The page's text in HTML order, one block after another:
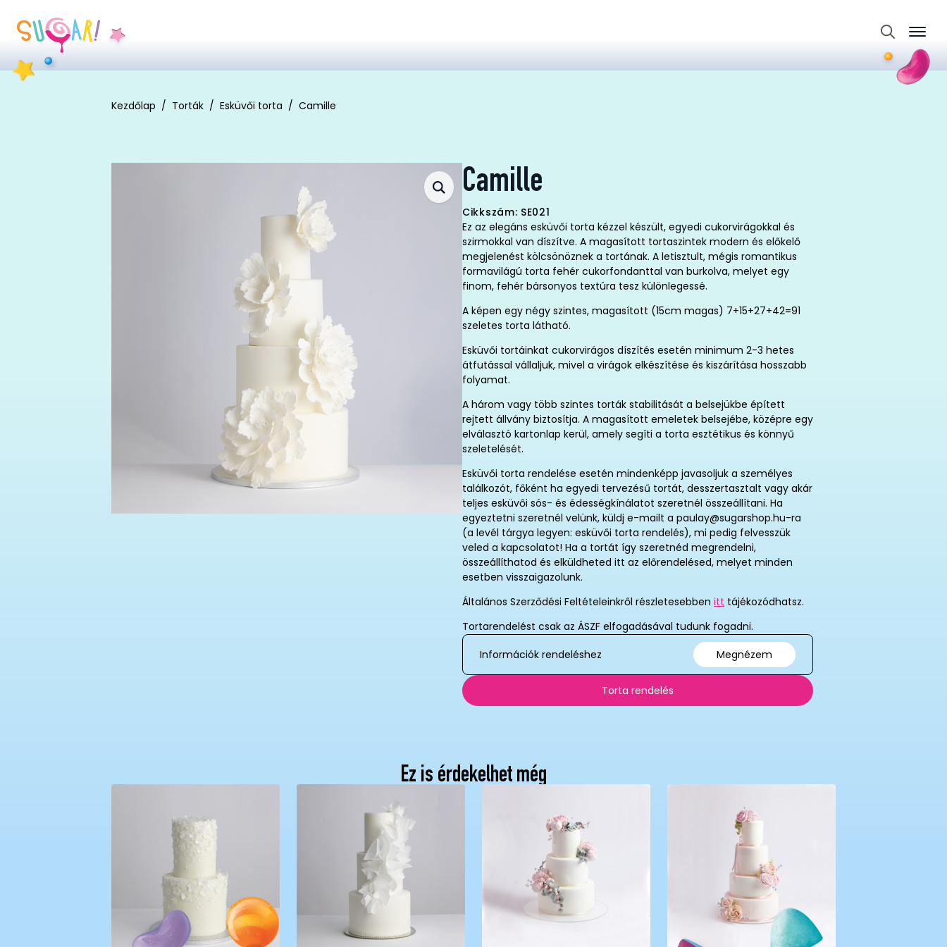
for:
Kezdőlap Torták Esküvői torta Camille
Camille
Cikkszám: SE021
Ez az elegáns esküvői torta kézzel készült, egyedi cukorvirágokkal és
szirmokkal van díszítve. A magasított tortaszintek modern és előkelő
megjelenést kölcsönöznek a tortának. A letisztult, mégis romantikus
formavilágú torta fehér cukorfondanttal van burkolva, melyet egy
finom, fehér bársonyos textúra tesz különlegessé.
A képen egy négy szintes, magasított (15cm magas) 7+15+27+42=91
szeletes torta látható.
Esküvői tortáinkat cukorvirágos díszítés esetén minimum 2-3 hetes
átfutással vállaljuk, mivel a virágok elkészítése és kiszárítása hosszabb
folyamat.
A három vagy több szintes torták stabilitását a belsejükbe épített
rejtett állvány biztosítja. A magasított emeletek belsejébe, középre egy
elválasztó kartonlap kerül, amely segíti a torta esztétikus és könnyű
szeletelését.
Esküvői torta rendelése esetén mindenképp javasoljuk a személyes
találkozót, főként ha egyedi tervezésű tortát, desszertasztalt vagy akár
teljes esküvői sós- és édességkínálatot szeretnél összeállítani. Ha
egyeztetni szeretnél velünk, küldj e-mailt a paulay@sugarshop.hu-ra
(a levél tárgya legyen: esküvői torta rendelés), mi pedig felvesszük
veled a kapcsolatot! Ha a tortát így szeretnéd megrendelni,
összeállíthatod és elküldheted itt az előrendelésed, melyet minden
esetben visszaigazolunk.
Általános Szerződési Feltételeinkről részletesebben itt tájékozódhatsz.
Tortarendelést csak az ÁSZF elfogadásával tudunk fogadni.
Információk rendeléshez
Megnézem
Torta rendelés
Ez is érdekelhet még